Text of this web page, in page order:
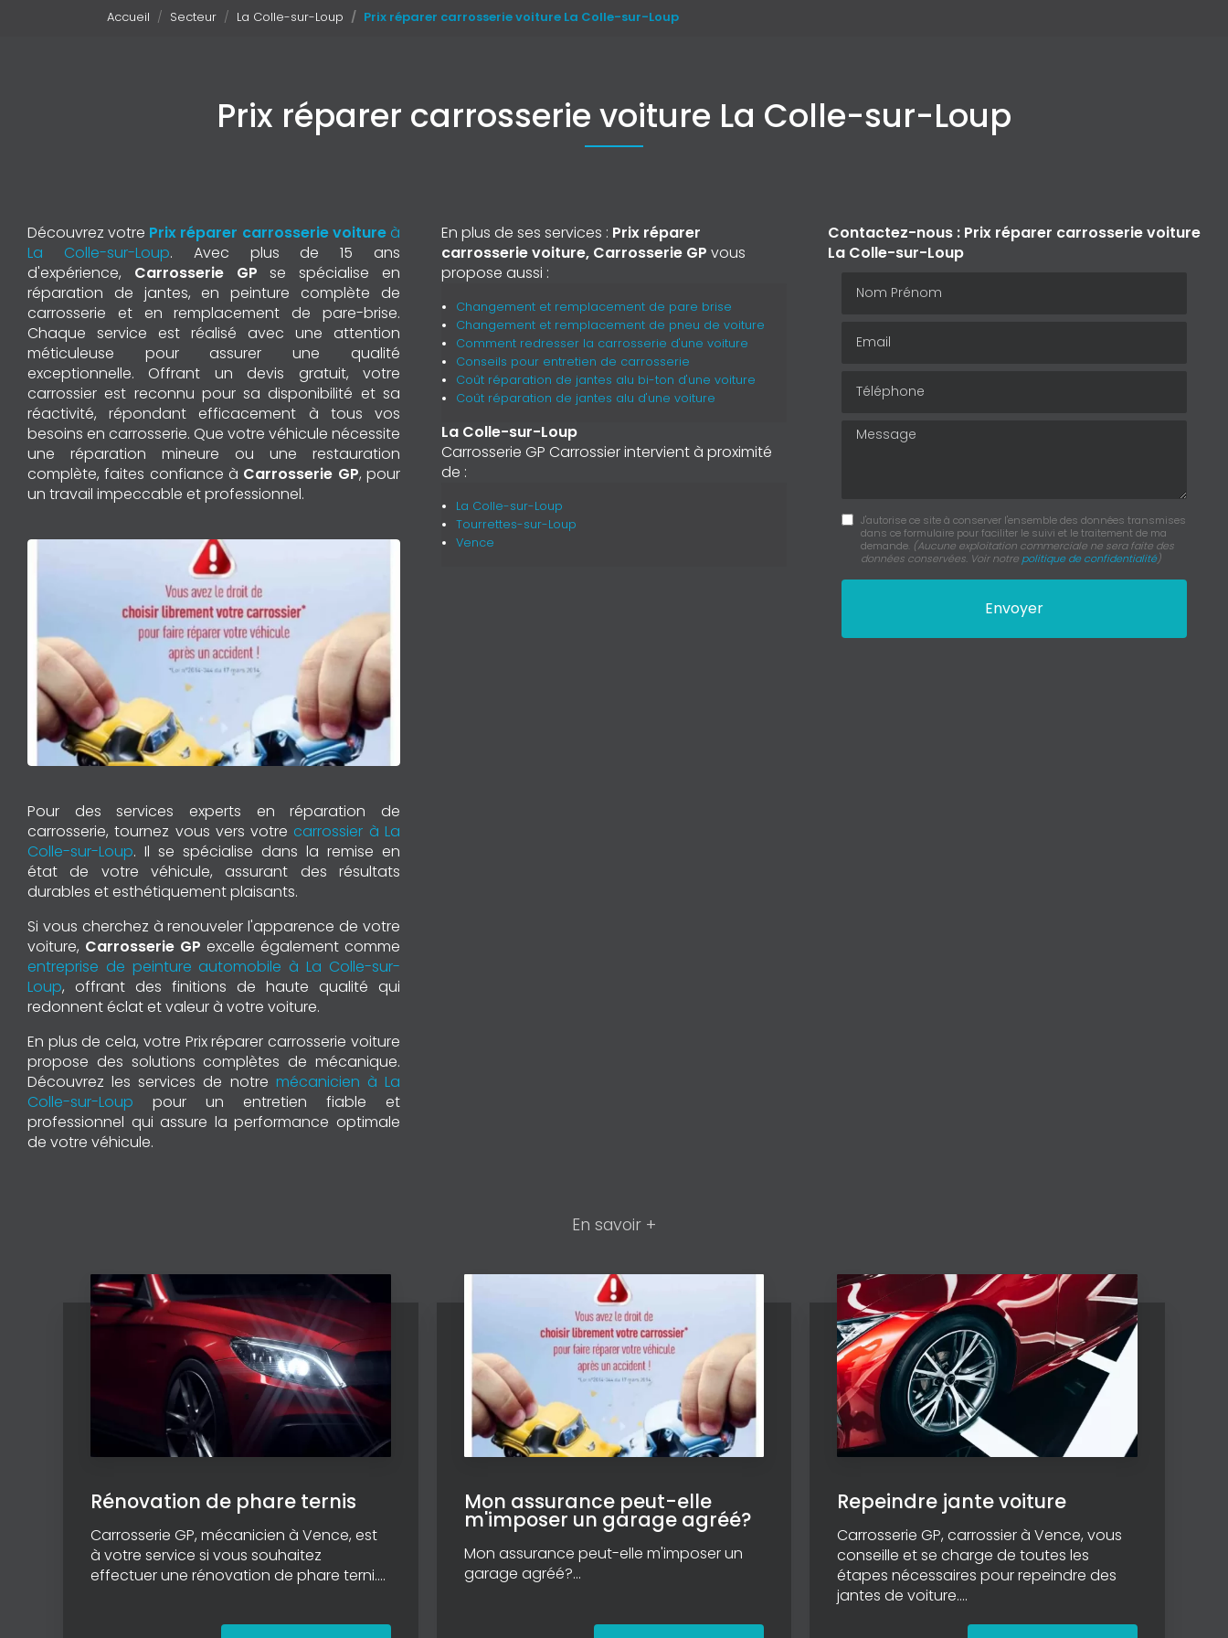
Accueil Secteur La Colle-sur-Loup Prix réparer carrosserie voiture La Colle-sur-Loup
Prix réparer carrosserie voiture La Colle-sur-Loup
Découvrez votre Prix réparer carrosserie voitureà
La Colle-sur-Loup. Avec plus de 15 ans
d'expérience, Carrosserie GP se spécialise en
réparation de jantes, en peinture complète de
carrosserie et en remplacement de pare-brise.
Chaque service est réalisé avec une attention
méticuleuse pour assurer une qualité
exceptionnelle. Offrant un devis gratuit, votre
carrossier est reconnu pour sa disponibilité et sa
réactivité, répondant efficacement à tous vos
besoins en carrosserie. Que votre véhicule nécessite
une réparation mineure ou une restauration
complète, faites confiance à Carrosserie GP, pour
un travail impeccable et professionnel.
Pour des services experts en réparation de
carrosserie, tournez vous vers votre carrossier à La
Colle-sur-Loup. Il se spécialise dans la remise en
état de votre véhicule, assurant des résultats
durables et esthétiquement plaisants.
Si vous cherchez à renouveler l'apparence de votre
voiture, Carrosserie GP excelle également comme
entreprise de peinture automobile à La Colle-sur-
Loup, offrant des finitions de haute qualité qui
redonnent éclat et valeur à votre voiture.
En plus de cela, votre Prix réparer carrosserie voiture
propose des solutions complètes de mécanique.
Découvrez les services de notre mécanicien à La
Colle-sur-Loup pour un entretien fiable et
professionnel qui assure la performance optimale
de votre véhicule.
En plus de ses services : Prix réparer
carrosserie voiture, Carrosserie GP vous
propose aussi :
Changement et remplacement de pare brise
Changement et remplacement de pneu de voiture
Comment redresser la carrosserie d'une voiture
Conseils pour entretien de carrosserie
Coût réparation de jantes alu bi-ton d'une voiture
Coût réparation de jantes alu d'une voiture
La Colle-sur-Loup
Carrosserie GP Carrossier intervient à proximité
de :
La Colle-sur-Loup
Tourrettes-sur-Loup
Vence
Contactez-nous : Prix réparer carrosserie voiture
La Colle-sur-Loup
Message
J'autorise ce site à conserver l'ensemble des données transmises
dans ce formulaire pour faciliter le suivi et le traitement de ma
demande. (Aucune exploitation commerciale ne sera faite des
données conservées. Voir notre politique de confidentialité)
En savoir +
Rénovation de phare ternis
Carrosserie GP, mécanicien à Vence, est
à votre service si vous souhaitez
effectuer une rénovation de phare terni....
Mon assurance peut-elle
m'imposer un garage agréé?
Mon assurance peut-elle m'imposer un
garage agréé?...
Repeindre jante voiture
Carrosserie GP, carrossier à Vence, vous
conseille et se charge de toutes les
étapes nécessaires pour repeindre des
jantes de voiture....